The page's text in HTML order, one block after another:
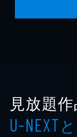
見放題
U-NEXT